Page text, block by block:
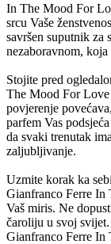
In The Mood For
srcu Vaše
savršen suputnik za
nezaboravnom,
Stojite pred
The Mood For Love
povjerenje
parfem Vas
da svaki trenutak
zaljubljivanje.
Uzmite korak ka
Gianfranco Ferre In
Vaš miris. Ne
čaroliju u svoj
Gianfranco Ferre